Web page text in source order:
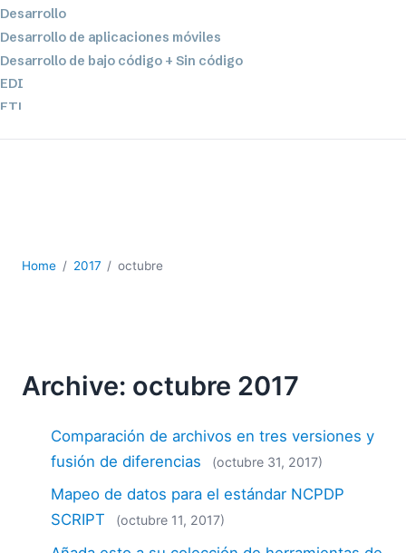
Desarrollo
Desarrollo de aplicaciones móviles
Desarrollo de bajo código + Sin código
EDI
ETL
XML
2026
2025
2023
2022
2021
2020
Home 2017 octubre
Archive: octubre 2017
Comparación de archivos en tres versiones y
fusión de diferencias
(octubre 31, 2017)
Mapeo de datos para el estándar NCPDP
SCRIPT
(octubre 11, 2017)